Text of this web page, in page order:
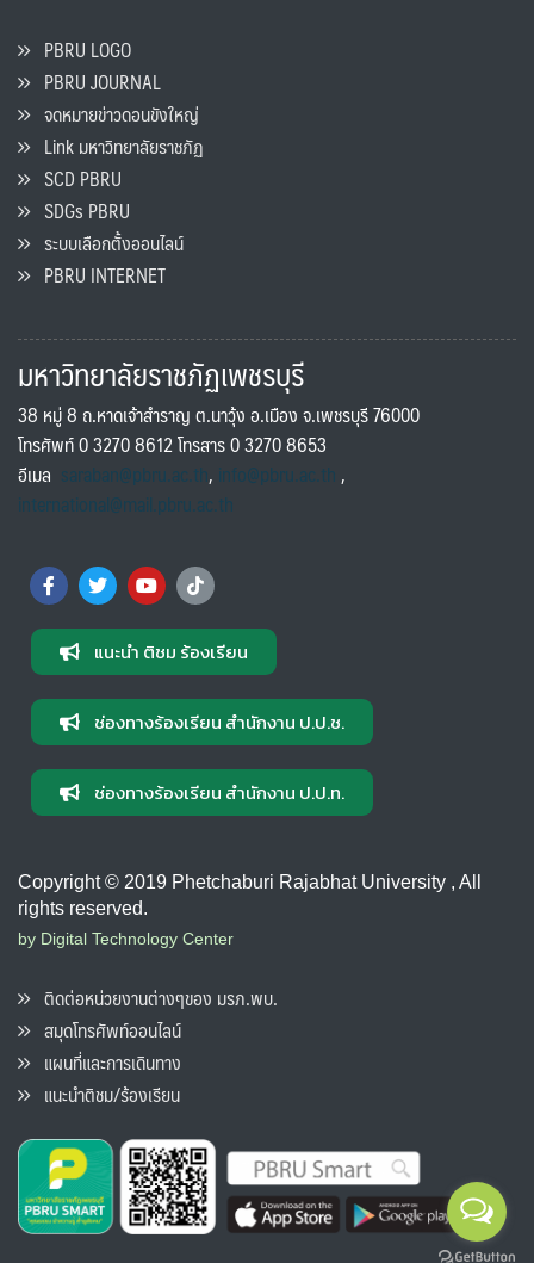
PBRU LOGO
PBRU JOURNAL
จดหมายข่าวดอนขังใหญ่
Link มหาวิทยาลัยราชภัฏ
SCD PBRU
SDGs PBRU
ระบบเลือกตั้งออนไลน์
PBRU INTERNET
มหาวิทยาลัยราชภัฏเพชรบุรี
38 หมู่ 8 ถ.หาดเจ้าสำราญ ต.นาวุ้ง อ.เมือง จ.เพชรบุรี 76000
โทรศัพท์ 0 3270 8612 โทรสาร 0 3270 8653
อีเมล saraban@pbru.ac.th, info@pbru.ac.th,
international@mail.pbru.ac.th
แนะนำ ติชม ร้องเรียน
ช่องทางร้องเรียน สำนักงาน ป.ป.ช.
ช่องทางร้องเรียน สำนักงาน ป.ป.ท.
Copyright © 2019 Phetchaburi Rajabhat University , All
rights reserved.
by Digital Technology Center
ติดต่อหน่วยงานต่างๆของ มรภ.พบ.
สมุดโทรศัพท์ออนไลน์
แผนที่และการเดินทาง
แนะนำติชม/ร้องเรียน